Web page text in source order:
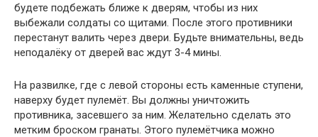
будете подбежать ближе к дверям, чтобы из них
выбежали солдаты со щитами. После этого противники
перестанут валить через двери. Будьте внимательны, ведь
неподалёку от дверей вас ждут 3-4 мины.
На развилке, где с левой стороны есть каменные ступени,
наверху будет пулемёт. Вы должны уничтожить
противника, засевшего за ним. Желательно сделать это
метким броском гранаты. Этого пулемётчика можно